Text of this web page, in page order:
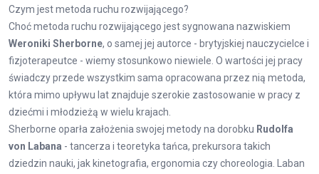
Czym jest metoda ruchu rozwijającego?
Choć metoda ruchu rozwijającego jest sygnowana nazwiskiem
Weroniki Sherborne, o samej jej autorce - brytyjskiej nauczycielce i
fizjoterapeutce - wiemy stosunkowo niewiele. O wartości jej pracy
świadczy przede wszystkim sama opracowana przez nią metoda,
która mimo upływu lat znajduje szerokie zastosowanie w pracy z
dziećmi i młodzieżą w wielu krajach.
Sherborne oparła założenia swojej metody na dorobku Rudolfa
von Labana - tancerza i teoretyka tańca, prekursora takich
dziedzin nauki, jak kinetografia, ergonomia czy choreologia. Laban